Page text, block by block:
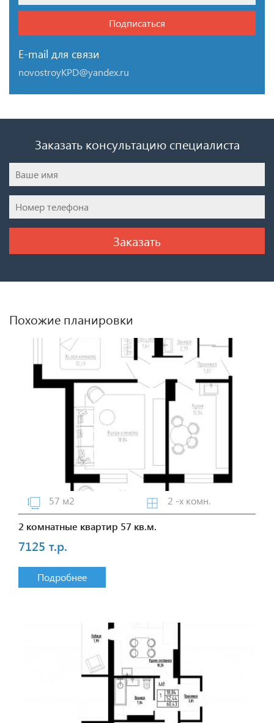
Подписаться
E-mail для связи
novostroyKPD@yandex.ru
Заказать консультацию специалиста
Похожие планировки
57 м2
2 -х комн.
2 комнатные квартир 57 кв.м.
7125 т.р.
Подробнее